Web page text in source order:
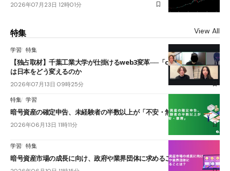
2026年07月23日 12時01分
特集 View All
学習 特集
【独占取材】千葉工業大学が仕掛けるweb3変革──「cJPY」とAIの融合
は日本をどう変えるのか
2026年07月13日 09時25分
特集 学習
暗号資産の確定申告、未経験者の半数以上が「不安・無理」
2026年06月13日 11時11分
学習 特集
暗号資産市場の成長に向け、政府や業界団体に求めることは？